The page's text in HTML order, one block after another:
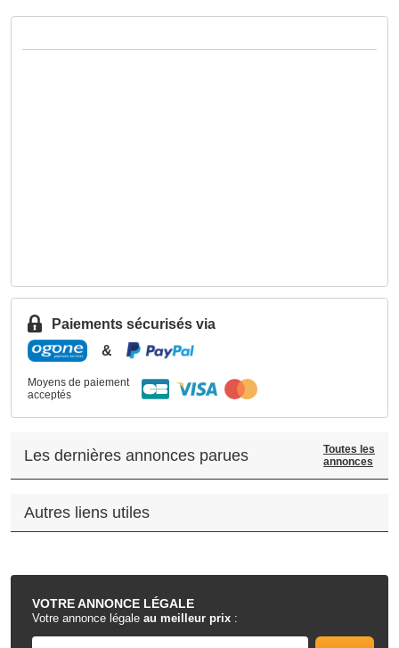
VOTREANNONCE LÉGALE
Votre annonce légale au meilleur prix :
Paiements sécurisés via
&
Moyens de paiement
acceptés
Les dernières annonces parues
Toutes les
annonces
Autres liens utiles
.